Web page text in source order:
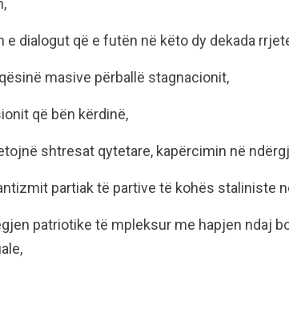
e dialogut që e futën në këto dy dekada
masive përballë stagnacionit,
që bën kërdinë,
shtresat qytetare, kapërcimin në
partiak të partive të kohës staliniste
patriotike të mpleksur me hapjen ndaj